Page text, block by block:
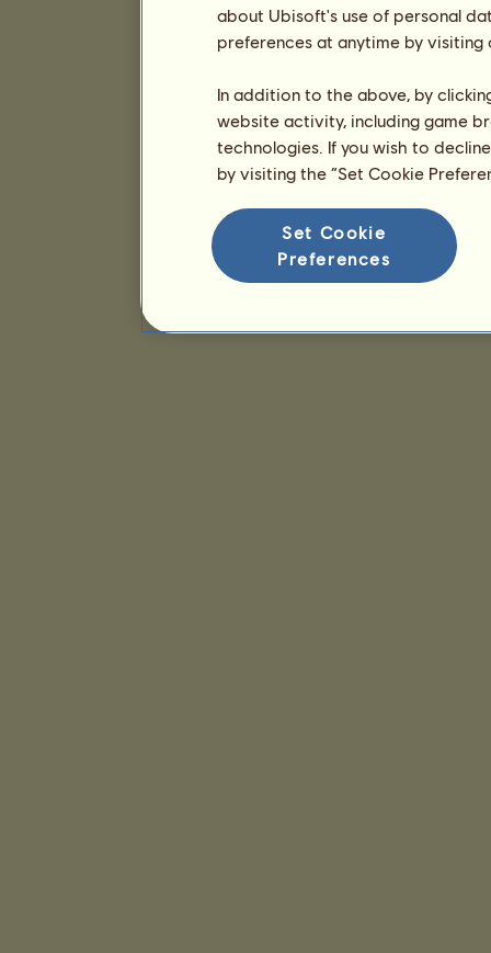
about Ubisoft's use of personal
preferences at anytime by
In addition to the above, by
website activity, including game
technologies. If you wish to
by visiting the “Set Cookie
Set Cookie
Preferences